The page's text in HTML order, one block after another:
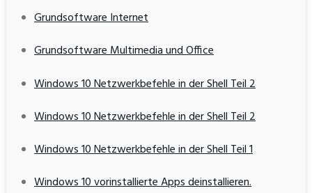
Grundsoftware Internet
Grundsoftware Multimedia und Office
Windows 10 Netzwerkbefehle in der Shell Teil 2
Windows 10 Netzwerkbefehle in der Shell Teil 2
Windows 10 Netzwerkbefehle in der Shell Teil 1
Windows 10 vorinstallierte Apps deinstallieren.